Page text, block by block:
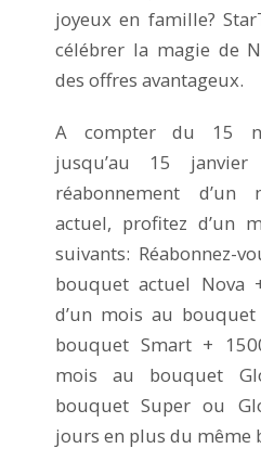
joyeux en famille?
célébrer la magie de
des offres avantageux.
A compter du 15
jusqu’au 15
réabonnement
actuel, profitez d’un
suivants: Réabonnez-
bouquet actuel Nova
d’un mois au
bouquet Smart +
mois au bouquet
bouquet Super ou
jours en plus du même